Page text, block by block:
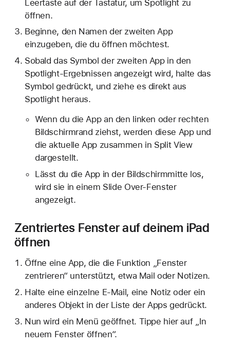
Leertaste auf der Tastatur, um Spotlight zu
öffnen.
Beginne, den Namen der zweiten App
einzugeben, die du öffnen möchtest.
Sobald das Symbol der zweiten App in den
Spotlight-Ergebnissen angezeigt wird, halte das
Symbol gedrückt, und ziehe es direkt aus
Spotlight heraus.
Wenn du die App an den linken oder rechten
Bildschirmrand ziehst, werden diese App und
die aktuelle App zusammen in Split View
dargestellt.
Lässt du die App in der Bildschirmmitte los,
wird sie in einem Slide Over-Fenster
angezeigt.
Zentriertes Fenster auf deinem iPad
öffnen
Öffne eine App, die die Funktion „Fenster
zentrieren“ unterstützt, etwa Mail oder Notizen.
Halte eine einzelne E-Mail, eine Notiz oder ein
anderes Objekt in der Liste der Apps gedrückt.
Nun wird ein Menü geöffnet. Tippe hier auf „In
neuem Fenster öffnen“.